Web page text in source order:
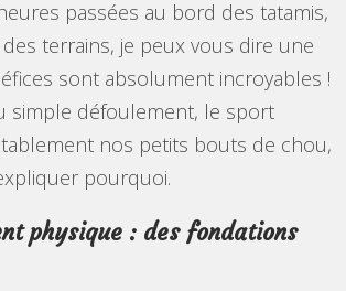
passées au bord des tatamis,
terrains, je peux vous dire une
sont absolument incroyables !
simple défoulement, le sport
nos petits bouts de chou,
pourquoi.
physique : des fondations